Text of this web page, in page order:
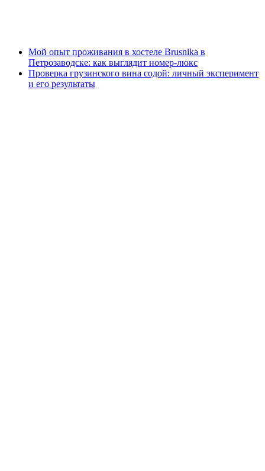
Мой опыт проживания в хостеле Brusnika в
Петрозаводске: как выглядит номер-люкс
Проверка грузинского вина содой: личный эксперимент
и его результаты